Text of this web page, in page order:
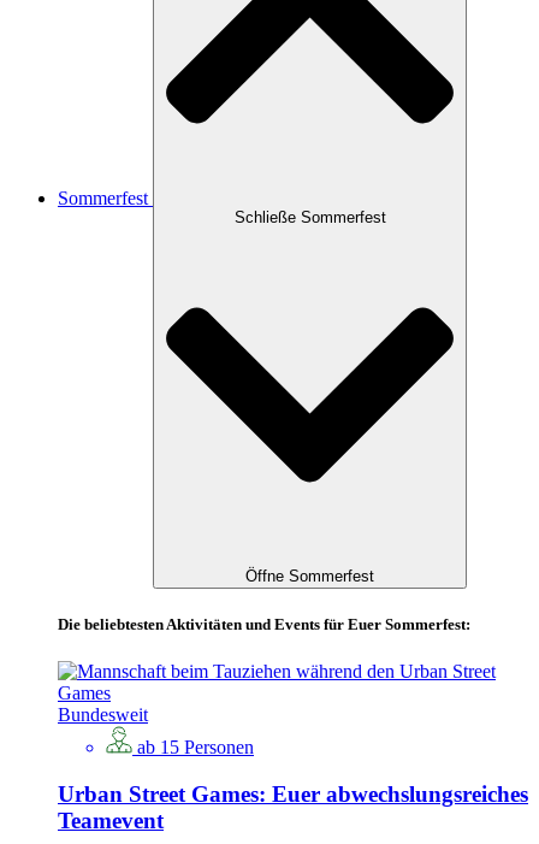
Sommerfest
Schließe Sommerfest
Öffne Sommerfest
Die beliebtesten Aktivitäten und Events für Euer Sommerfest:
Bundesweit
ab 15 Personen
Urban Street Games: Euer abwechslungsreiches
Teamevent